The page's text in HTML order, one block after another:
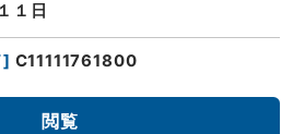
１日
] C11111761800
閲覧